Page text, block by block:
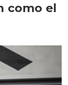
como el